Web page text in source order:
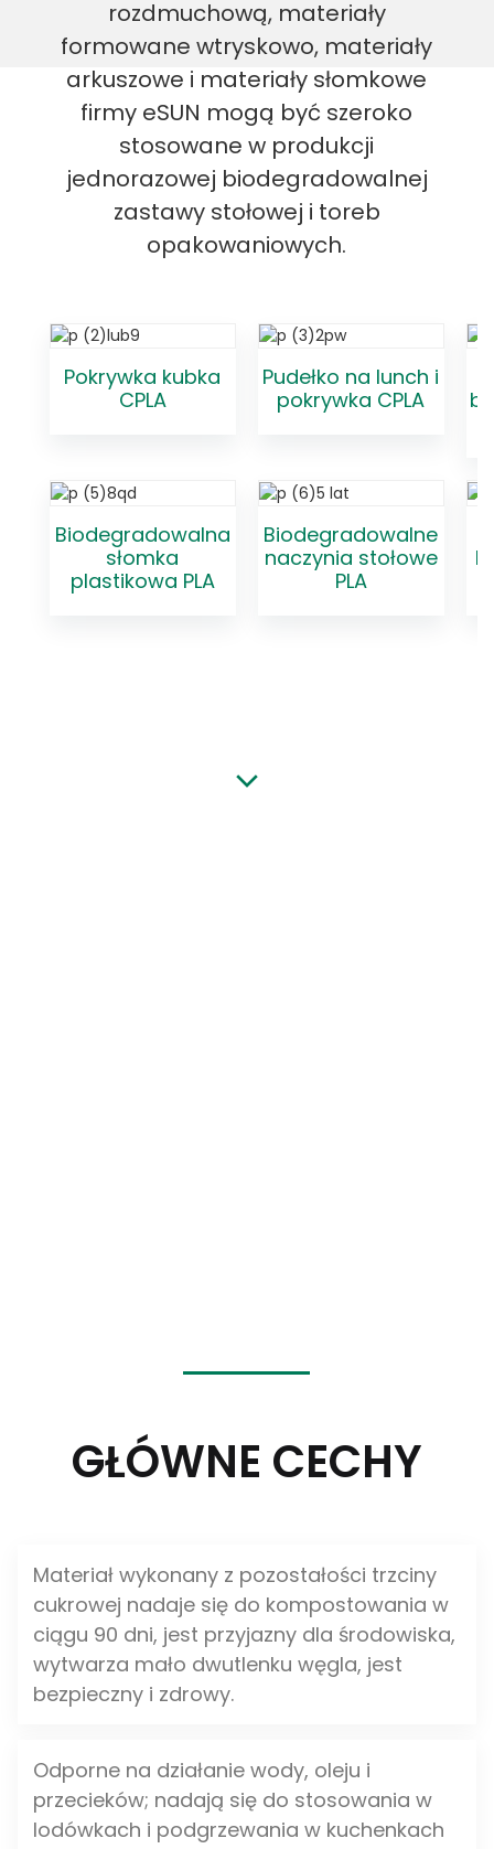
rozdmuchową, materiały
formowane wtryskowo, materiały
arkuszowe i materiały słomkowe
firmy eSUN mogą być szeroko
stosowane w produkcji
jednorazowej biodegradowalnej
zastawy stołowej i toreb
opakowaniowych.
Pokrywka kubka
CPLA
Pudełko na lunch i
pokrywka CPLA
Biodegradowalna
słomka
plastikowa PLA
Biodegradowalne
naczynia stołowe
PLA
GŁÓWNE CECHY
Materiał wykonany z pozostałości trzciny
cukrowej nadaje się do kompostowania w
ciągu 90 dni, jest przyjazny dla środowiska,
wytwarza mało dwutlenku węgla, jest
bezpieczny i zdrowy.
Odporne na działanie wody, oleju i
przecieków; nadają się do stosowania w
lodówkach i podgrzewania w kuchenkach